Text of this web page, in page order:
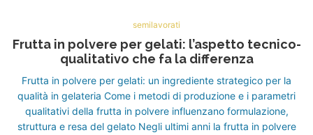
semilavorati
Frutta in polvere per gelati: l’aspetto tecnico-
qualitativo che fa la differenza
Frutta in polvere per gelati: un ingrediente strategico per la
qualità in gelateria Come i metodi di produzione e i parametri
qualitativi della frutta in polvere influenzano formulazione,
struttura e resa del gelato Negli ultimi anni la frutta in polvere